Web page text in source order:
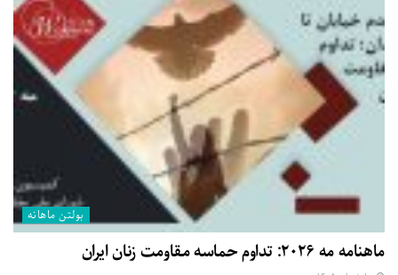
بولتن ماهانه
ماهنامه مه ۲۰۲۶: تداوم حماسه مقاومت زنان ایران